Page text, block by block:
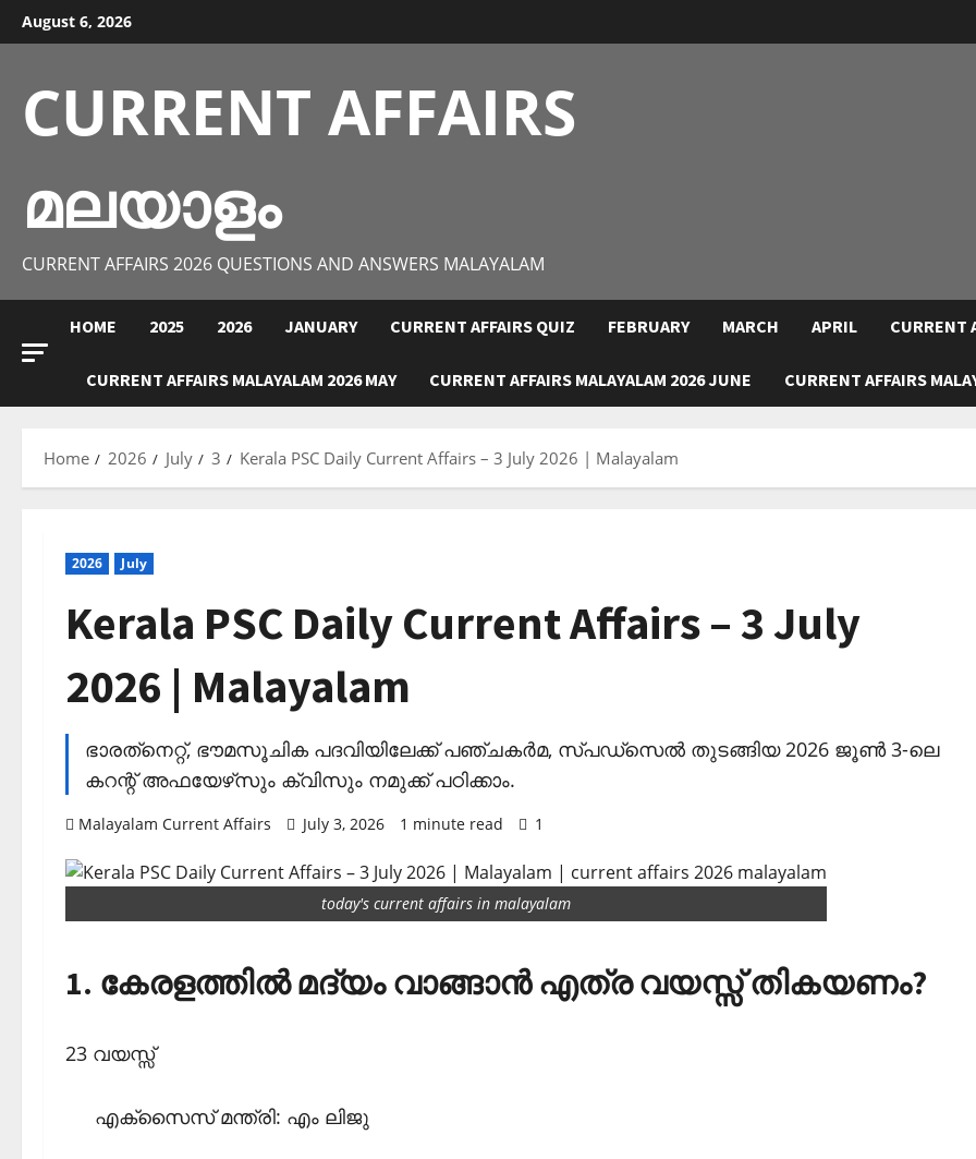
Skip
to
August 6, 2026
CURRENT AFFAIRS
മലയാളം
CURRENT AFFAIRS 2026 QUESTIONS AND ANSWERS MALAYALAM
HOME 2025 2026 JANUARY CURRENT AFFAIRS QUIZ FEBRUARY MARCH APRIL CURRENT
CURRENT AFFAIRS MALAYALAM 2026 MAY CURRENT AFFAIRS MALAYALAM 2026 JUNE CURRENT AFFAIRS
Home 2026 July 3 Kerala PSC Daily Current Affairs – 3 July 2026 | Malayalam
2026 July
Kerala PSC Daily Current Affairs – 3 July
2026 | Malayalam
ഭാരത്‌നെറ്റ്, ഭൗമസൂചിക പദവിയിലേക്ക് പഞ്ചകര്‍മ, സ്പഡ്‌സെല്‍ തുടങ്ങിയ 2026 ജൂണ്‍ 3-ലെ
കറന്റ് അഫയേഴ്‌സും ക്വിസും നമുക്ക് പഠിക്കാം.
Malayalam Current Affairs July 3, 2026 1 minute read 1
today's current affairs in malayalam
1. കേരളത്തില്‍ മദ്യം വാങ്ങാന്‍ എത്ര വയസ്സ് തികയണം?
23 വയസ്സ്
എക്‌സൈസ് മന്ത്രി: എം ലിജു